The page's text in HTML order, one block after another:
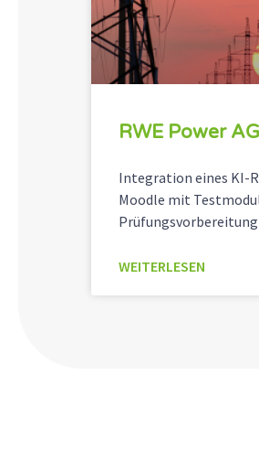
RWE Power AG
Integration eines KI-
Moodle mit
Prüfungsvorbereitung
WEITERLESEN